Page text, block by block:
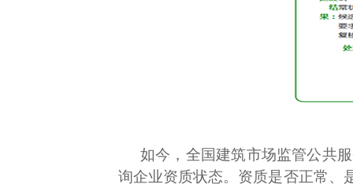
如今，全国建筑市场监管公共
询企业资质状态。资质是否正常、